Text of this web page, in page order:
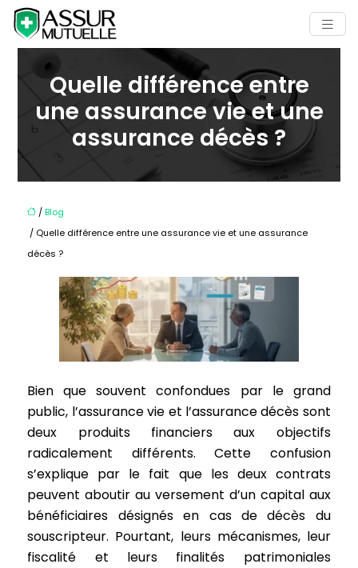
Quelle différence entre
une assurance vie et une
assurance décès ?
/Blog
/ Quelle différence entre une assurance vie et une assurance
décès ?
Bien que souvent confondues par le grand
public, l’assurance vie et l’assurance décès sont
deux produits financiers aux objectifs
radicalement différents. Cette confusion
s’explique par le fait que les deux contrats
peuvent aboutir au versement d’un capital aux
bénéficiaires désignés en cas de décès du
souscripteur. Pourtant, leurs mécanismes, leur
fiscalité et leurs finalités patrimoniales